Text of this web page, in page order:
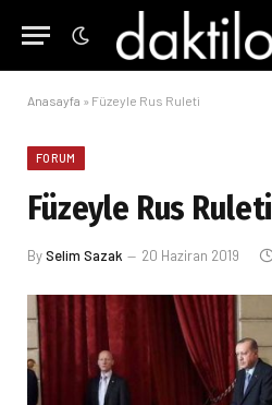
Anasayfa » Füzeyle Rus Ruleti
FORUM
Füzeyle Rus Ruleti
BySelim Sazak 20 Haziran 2019